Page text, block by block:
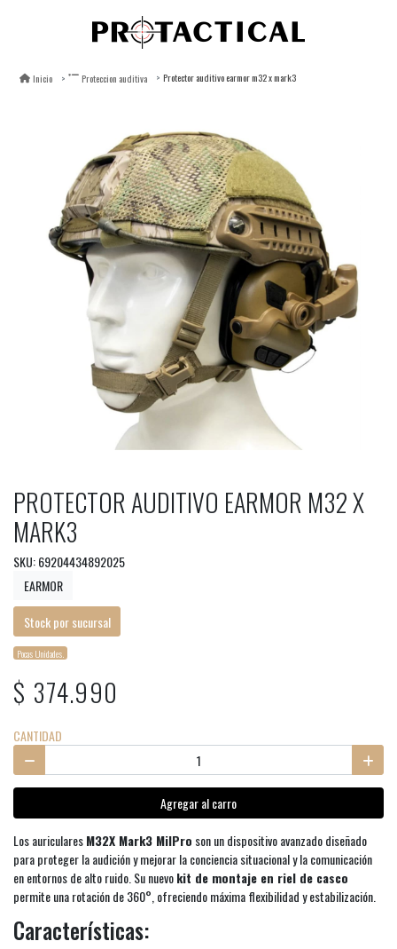
Inicio Proteccion auditiva Protector auditivo earmor m32 x mark3
PROTECTOR AUDITIVO EARMOR M32 X
MARK3
SKU: 69204434892025
EARMOR
Stock por sucursal
Pocas Unidades.
$ 374.990
CANTIDAD
Agregar al carro
Los auricularesM32X Mark3 MilPro son un dispositivo avanzado diseñado
para proteger la audición y mejorar la conciencia situacional y la comunicación
en entornos de alto ruido. Su nuevokit de montaje en riel de casco
permite una rotación de 360°, ofreciendo máxima flexibilidad y estabilización.
Características: